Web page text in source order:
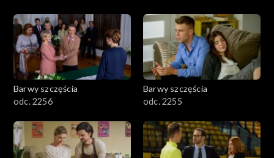
Barwy szczęścia
odc. 2256
Barwy szczęścia
odc. 2255